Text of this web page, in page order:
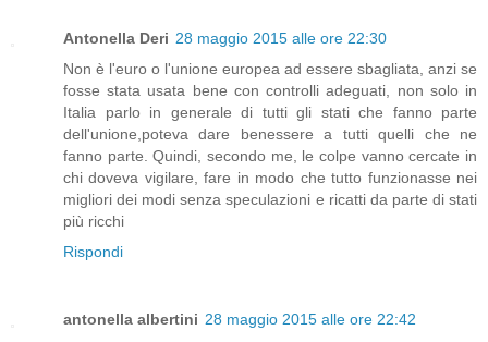
Antonella Deri 28 maggio 2015 alle ore 22:30
Non è l'euro o l'unione europea ad essere sbagliata, anzi se
fosse stata usata bene con controlli adeguati, non solo in
Italia parlo in generale di tutti gli stati che fanno parte
dell'unione,poteva dare benessere a tutti quelli che ne
fanno parte. Quindi, secondo me, le colpe vanno cercate in
chi doveva vigilare, fare in modo che tutto funzionasse nei
migliori dei modi senza speculazioni e ricatti da parte di stati
più ricchi
Rispondi
antonella albertini 28 maggio 2015 alle ore 22:42